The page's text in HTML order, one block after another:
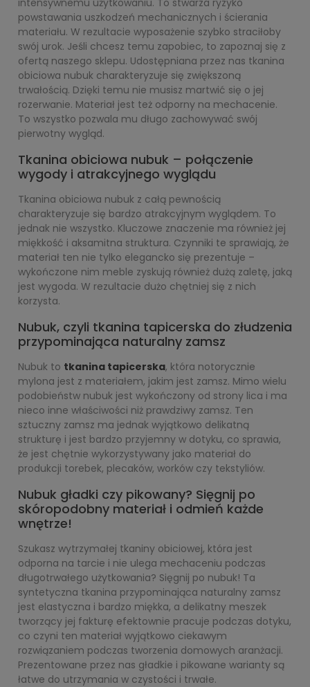
intensywnemu użytkowaniu. To stwarza ryzyko
powstawania uszkodzeń mechanicznych i ścierania
materiału. W rezultacie wyposażenie szybko straciłoby
swój urok. Jeśli chcesz temu zapobiec, to zapoznaj się z
ofertą naszego sklepu. Udostępniana przez nas tkanina
obiciowa nubuk charakteryzuje się zwiększoną
trwałością. Dzięki temu nie musisz martwić się o jej
rozerwanie. Materiał jest też odporny na mechacenie.
To wszystko pozwala mu długo zachowywać swój
pierwotny wygląd.
Tkanina obiciowa nubuk – połączenie
wygody i atrakcyjnego wyglądu
Tkanina obiciowa nubuk z całą pewnością
charakteryzuje się bardzo atrakcyjnym wyglądem. To
jednak nie wszystko. Kluczowe znaczenie ma również jej
miękkość i aksamitna struktura. Czynniki te sprawiają, że
materiał ten nie tylko elegancko się prezentuje –
wykończone nim meble zyskują również dużą zaletę, jaką
jest wygoda. W rezultacie dużo chętniej się z nich
korzysta.
Nubuk, czyli tkanina tapicerska do złudzenia
przypominająca naturalny zamsz
Nubuk to tkanina tapicerska, która notorycznie
mylona jest z materiałem, jakim jest zamsz. Mimo wielu
podobieństw nubuk jest wykończony od strony lica i ma
nieco inne właściwości niż prawdziwy zamsz. Ten
sztuczny zamsz ma jednak wyjątkowo delikatną
strukturę i jest bardzo przyjemny w dotyku, co sprawia,
że jest chętnie wykorzystywany jako materiał do
produkcji torebek, plecaków, worków czy tekstyliów.
Nubuk gładki czy pikowany? Sięgnij po
skóropodobny materiał i odmień każde
wnętrze!
Szukasz wytrzymałej tkaniny obiciowej, która jest
odporna na tarcie i nie ulega mechaceniu podczas
długotrwałego użytkowania? Sięgnij po nubuk! Ta
syntetyczna tkanina przypominająca naturalny zamsz
jest elastyczna i bardzo miękka, a delikatny meszek
tworzący jej fakturę efektownie pracuje podczas dotyku,
co czyni ten materiał wyjątkowo ciekawym
rozwiązaniem podczas tworzenia domowych aranżacji.
Prezentowane przez nas gładkie i pikowane warianty są
łatwe do utrzymania w czystości i trwałe.